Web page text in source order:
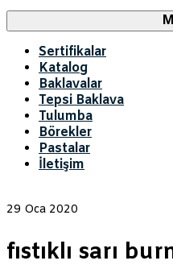
Sertifikalar
Katalog
Baklavalar
Tepsi Baklava
Tulumba
Börekler
Pastalar
İletişim
29 Oca 2020
fıstıklı sarı